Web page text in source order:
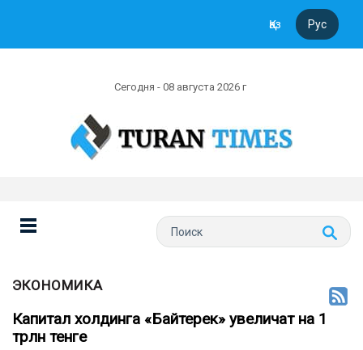
Қаз Рус
Сегодня - 08 августа 2026 г
ЭКОНОМИКА
Капитал холдинга «Байтерек» увеличат на 1
трлн тенге